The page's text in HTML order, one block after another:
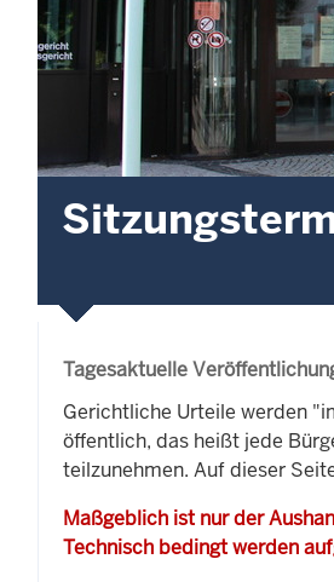
Tagesaktuelle
Gerichtliche Urteile werden
öffentlich, das heißt jede
teilzunehmen. Auf dieser
Maßgeblich ist nur der
Technisch bedingt werden